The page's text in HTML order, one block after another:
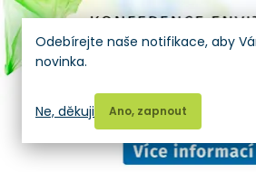
Odebírejte naše notifikace, aby
novinka.
Ano, zapnout
Ne, děkuji